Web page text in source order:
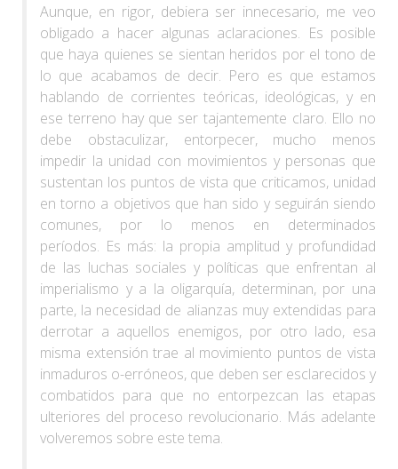
Aunque, en rigor, debiera ser innecesario, me veo
obligado a hacer algunas aclaraciones. Es posible
que haya quienes se sientan heridos por el tono de
lo que acabamos de decir. Pero es que estamos
hablando de corrientes teóricas, ideológicas, y en
ese terreno hay que ser tajantemente claro. Ello no
debe obstaculizar, entorpecer, mucho menos
impedir la unidad con movimientos y personas que
sustentan los puntos de vista que criticamos, unidad
en torno a objetivos que han sido y seguirán siendo
comunes, por lo menos en determinados
períodos. Es más: la propia amplitud y profundidad
de las luchas sociales y políticas que enfrentan al
imperialismo y a la oligarquía, determinan, por una
parte, la necesidad de alianzas muy extendidas para
derrotar a aquellos enemigos, por otro lado, esa
misma extensión trae al movimiento puntos de vista
inmaduros o-erróneos, que deben ser esclarecidos y
combatidos para que no entorpezcan las etapas
ulteriores del proceso revolucionario. Más adelante
volveremos sobre este tema.